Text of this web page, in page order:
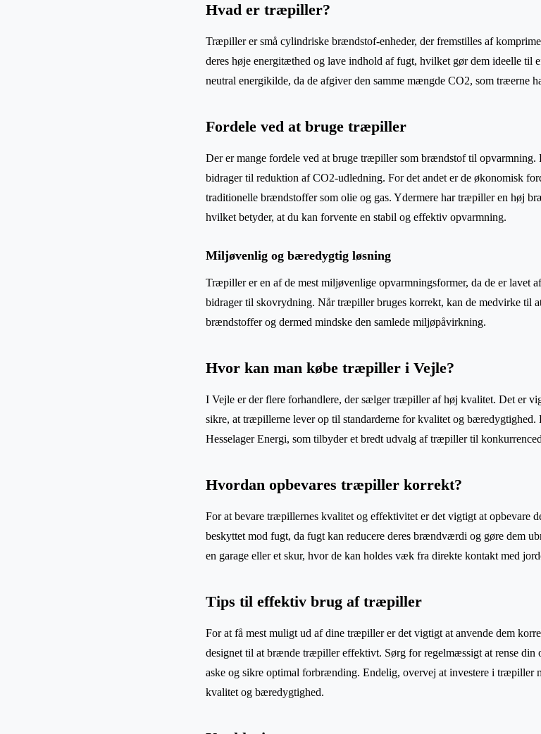
Hvad er træpiller?
Træpiller er små cylindriske brændstof-enheder, der fremstilles af
deres høje energitæthed og lave indhold af fugt, hvilket gør dem ideelle
neutral energikilde, da de afgiver den samme mængde CO2, som træerne
Fordele ved at bruge træpiller
Der er mange fordele ved at bruge træpiller som brændstof til opvarmning.
bidrager til reduktion af CO2-udledning. For det andet er de økonomisk
traditionelle brændstoffer som olie og gas. Ydermere har træpiller en høj
hvilket betyder, at du kan forvente en stabil og effektiv opvarmning.
Miljøvenlig og bæredygtig løsning
Træpiller er en af de mest miljøvenlige opvarmningsformer, da de er lavet
bidrager til skovrydning. Når træpiller bruges korrekt, kan de medvirke til
brændstoffer og dermed mindske den samlede miljøpåvirkning.
Hvor kan man købe træpiller i Vejle?
I Vejle er der flere forhandlere, der sælger træpiller af høj kvalitet. Det er
sikre, at træpillerne lever op til standarderne for kvalitet og bæredygtighed.
Hesselager Energi, som tilbyder et bredt udvalg af træpiller til
Hvordan opbevares træpiller korrekt?
For at bevare træpillernes kvalitet og effektivitet er det vigtigt at opbevare
beskyttet mod fugt, da fugt kan reducere deres brændværdi og gøre dem
en garage eller et skur, hvor de kan holdes væk fra direkte kontakt med
Tips til effektiv brug af træpiller
For at få mest muligt ud af dine træpiller er det vigtigt at anvende dem
designet til at brænde træpiller effektivt. Sørg for regelmæssigt at rense
aske og sikre optimal forbrænding. Endelig, overvej at investere i træpiller
kvalitet og bæredygtighed.